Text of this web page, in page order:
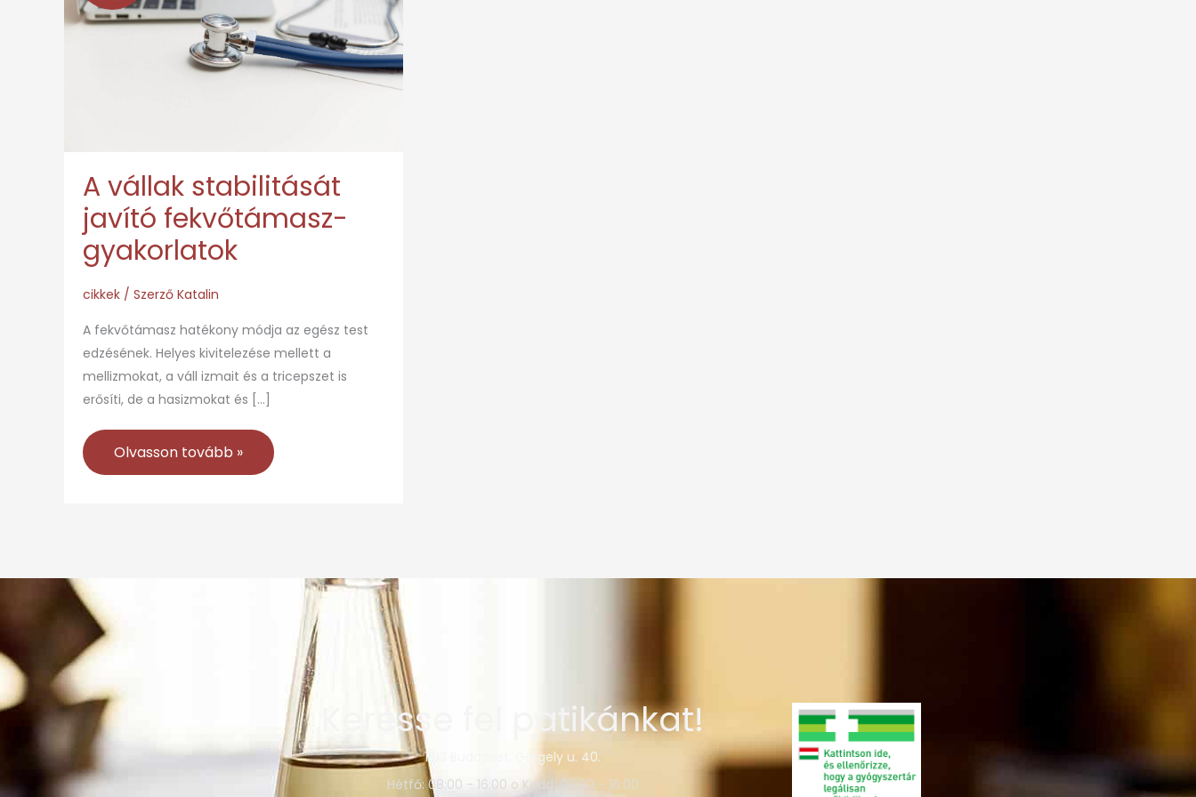
A vállak stabilitását
javító fekvőtámasz-
gyakorlatok
cikkek / Szerző Katalin
A fekvőtámasz hatékony módja az egész test
edzésének. Helyes kivitelezése mellett a
mellizmokat, a váll izmait és a tricepszet is
erősíti, de a hasizmokat és […]
stabilitását
fekvőtámasz-
Olvasson tovább »
Keresse fel patikánkat!
1103 Budapest, Gergely u. 40.
Hétfő: 08:00 - 16:00 o Kedd: 08:00 - 16:00